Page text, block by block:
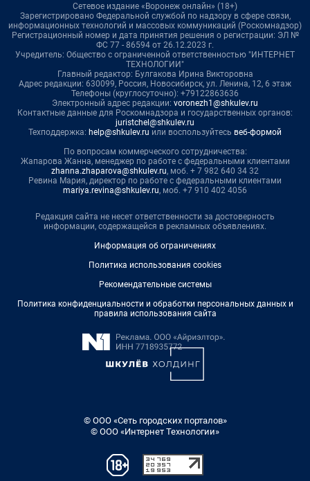
Сетевое издание «Воронеж онлайн» (18+)
Зарегистрировано Федеральной службой по надзору в сфере связи,
информационных технологий и массовых коммуникаций (Роскомнадзор)
Регистрационный номер и дата принятия решения о регистрации: ЭЛ №
ФС 77 - 86594 от 26.12.2023 г.
Учредитель: Общество с ограниченной ответственностью "ИНТЕРНЕТ
ТЕХНОЛОГИИ"
Главный редактор: Булгакова Ирина Викторовна
Адрес редакции: 630099, Россия, Новосибирск, ул. Ленина, 12, 6 этаж
Телефоны (круглосуточно): +79122863636
Электронный адрес редакции: voronezh1@shkulev.ru
Контактные данные для Роскомнадзора и государственных органов:
juristchel@shkulev.ru
Техподдержка: help@shkulev.ru или воспользуйтесь веб-формой
По вопросам коммерческого сотрудничества:
Жапарова Жанна, менеджер по работе с федеральными клиентами
zhanna.zhaparova@shkulev.ru, моб. + 7 982 640 34 32
Ревина Мария, директор по работе с федеральными клиентами
mariya.revina@shkulev.ru, моб. +7 910 402 4056
Редакция сайта не несет ответственности за достоверность
информации, содержащейся в рекламных объявлениях.
Информация об ограничениях
Политика использования cookies
Рекомендательные системы
Политика конфиденциальности и обработки персональных данных и
правила использования сайта
© ООО «Сеть городских порталов»
© ООО «Интернет Технологии»